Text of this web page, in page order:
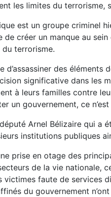
les limites du
est un groupe criminel
de créer un manque au
du terrorisme.
d’assassiner des
significative dans les
à leurs familles contre
un gouvernement, ce
Arnel Bélizaire qui a
institutions publiques
prise en otage des
de la vie nationale,
faute de services
du gouvernement